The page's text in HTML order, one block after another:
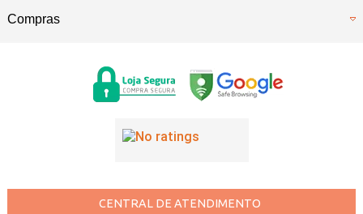
Compras
CENTRAL DE ATENDIMENTO